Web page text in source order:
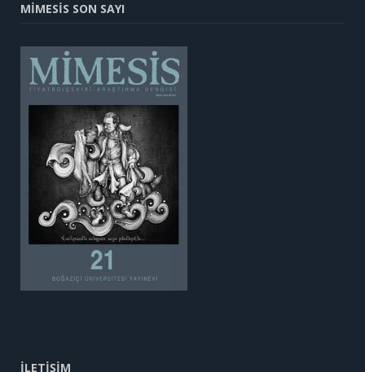
MİMESİS SON SAYI
İLETİŞİM